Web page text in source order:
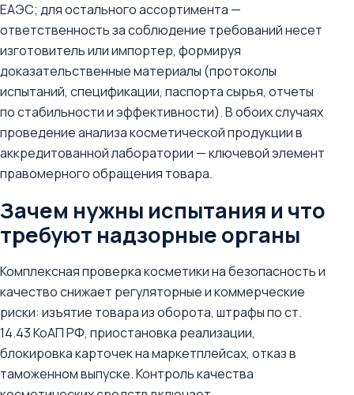
ЕАЭС; для остального ассортимента —
ответственность за соблюдение требований несет
изготовитель или импортер, формируя
доказательственные материалы (протоколы
испытаний, спецификации, паспорта сырья, отчеты
по стабильности и эффективности). В обоих случаях
проведение анализа косметической продукции в
аккредитованной лаборатории — ключевой элемент
правомерного обращения товара.
Зачем нужны испытания и что
требуют надзорные органы
Комплексная проверка косметики на безопасность и
качество снижает регуляторные и коммерческие
риски: изъятие товара из оборота, штрафы по ст.
14.43 КоАП РФ, приостановка реализации,
блокировка карточек на маркетплейсах, отказ в
таможенном выпуске. Контроль качества